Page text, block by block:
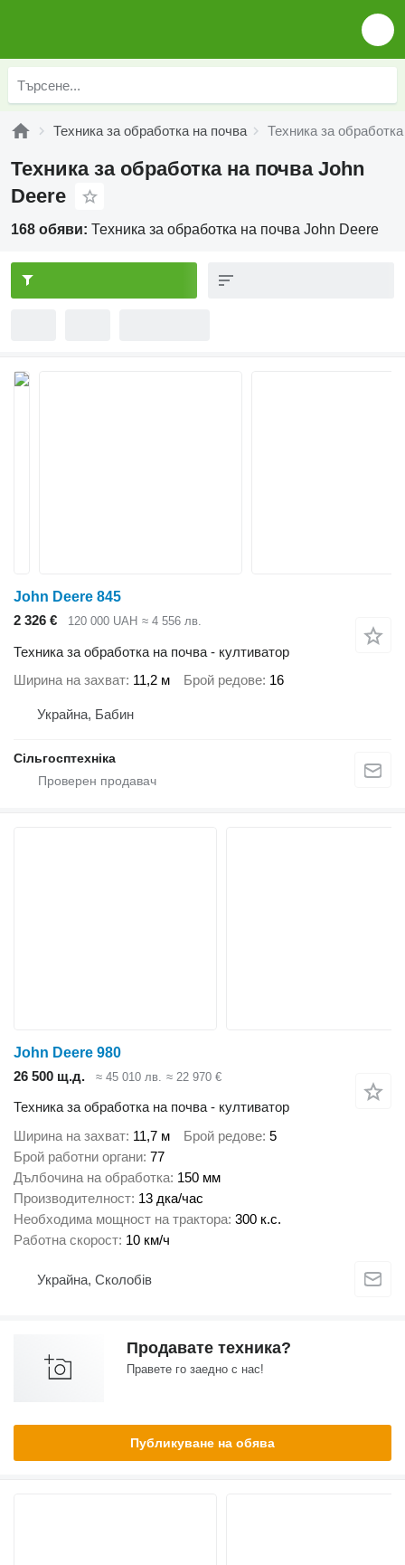
Техника за обработка на почва Техника за
Техника за обработка на почва John
Deere
168 обяви: Техника за обработка на почва John Deere
John Deere 845
2 326 €
120 000 UAH ≈ 4 556 лв.
Техника за обработка на почва - култиватор
Ширина на захват 11,2 м Брой редове 16
Украйна, Бабин
Сільгосптехніка
John Deere 980
26 500 щ.д.
≈ 45 010 лв. ≈ 22 970 €
Техника за обработка на почва - култиватор
Ширина на захват 11,7 м Брой редове 5
Брой работни органи 77
Дълбочина на обработка 150 мм
Производителност 13 дка/час
Необходима мощност на трактора 300 к.с.
Работна скорост 10 км/ч
Украйна, Сколобів
Продавате техника?
Правете го заедно с нас!
Публикуване на обява